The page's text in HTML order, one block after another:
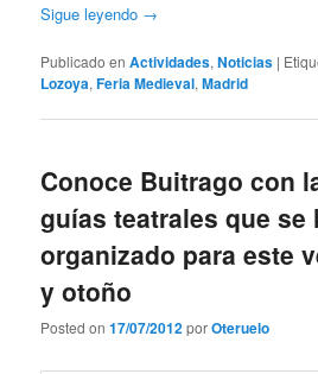
Sigue leyendo →
Publicado en Actividades,Noticias |
Lozoya,Feria Medieval,Madrid
Conoce Buitrago con
guías teatrales que se
organizado para este
y otoño
Posted on17/07/2012porOteruelo